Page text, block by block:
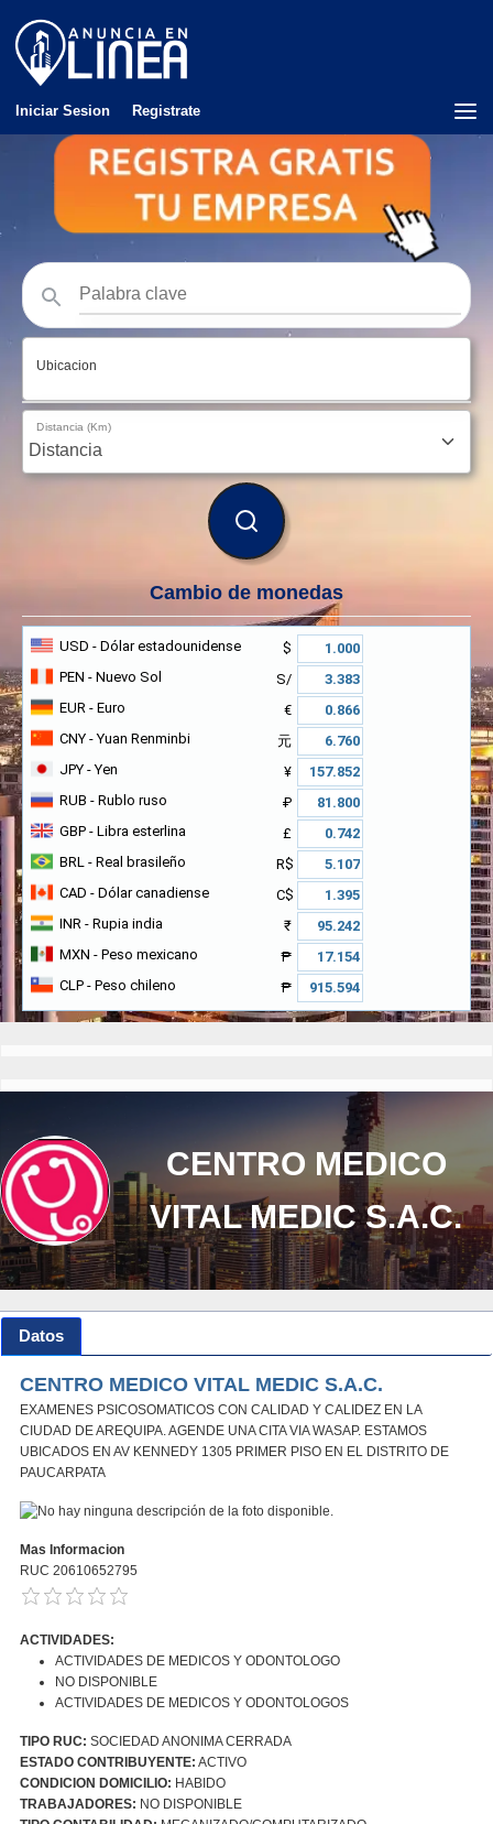
Iniciar Sesion Registrate
Ubicacion
Distancia (Km)
BUSCAR
Cambio de monedas
USD - Dólar estadounidense
$
PEN - Nuevo Sol
S/
EUR - Euro
€
CNY - Yuan Renminbi
元
JPY - Yen
¥
RUB - Rublo ruso
₽
GBP - Libra esterlina
£
BRL - Real brasileño
R$
CAD - Dólar canadiense
C$
INR - Rupia india
₹
MXN - Peso mexicano
₱
CLP - Peso chileno ₱
CENTRO MEDICO
VITAL MEDIC S.A.C.
Datos
CENTRO MEDICO VITAL MEDIC S.A.C.
EXAMENES PSICOSOMATICOS CON CALIDAD Y CALIDEZ EN LA
CIUDAD DE AREQUIPA. AGENDE UNA CITA VIA WASAP. ESTAMOS
UBICADOS EN AV KENNEDY 1305 PRIMER PISO EN EL DISTRITO DE
PAUCARPATA
Mas Informacion
RUC 20610652795
ACTIVIDADES:
ACTIVIDADES DE MEDICOS Y ODONTOLOGO
NO DISPONIBLE
ACTIVIDADES DE MEDICOS Y ODONTOLOGOS
TIPO RUC: SOCIEDAD ANONIMA CERRADA
ESTADO CONTRIBUYENTE: ACTIVO
CONDICION DOMICILIO: HABIDO
TRABAJADORES: NO DISPONIBLE